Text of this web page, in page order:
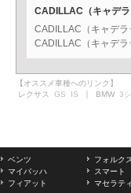
CADILLAC（キャデ
CADILLAC（キャデ
CADILLAC（キャデ
【オススメ車種へのリンク】
レクサス GS IS ｜ BMW 3
ベンツ フォルク
マイバッハ
スマート
フィアット
マセラティ